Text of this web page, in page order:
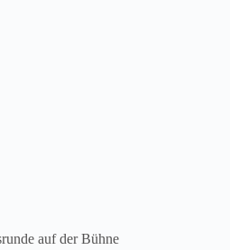
auf der Bühne